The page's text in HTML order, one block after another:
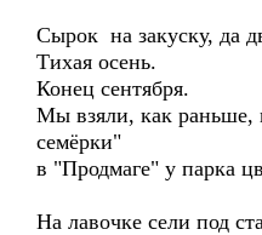
Сырок на закуску, да
Тихая осень.
Конец сентября.
Мы взяли, как раньше,
семёрки"
в "Продмаге" у парка
На лавочке сели под